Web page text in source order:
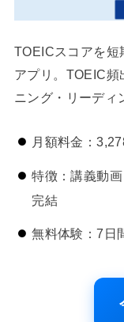
TOEICスコアを短
アプリ。TOEIC頻
ニング・リーディ
月額料金：
特徴：講義動
完結
無料体験：7日